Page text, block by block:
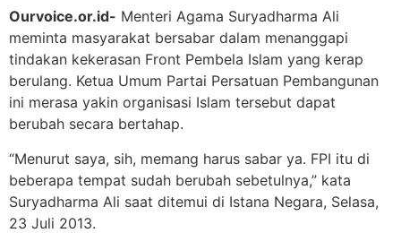
Ourvoice.or.id- Menteri Agama Suryadharma Ali
meminta masyarakat bersabar dalam menanggapi
tindakan kekerasan Front Pembela Islam yang kerap
berulang. Ketua Umum Partai Persatuan Pembangunan
ini merasa yakin organisasi Islam tersebut dapat
berubah secara bertahap.
“Menurut saya, sih, memang harus sabar ya. FPI itu di
beberapa tempat sudah berubah sebetulnya,” kata
Suryadharma Ali saat ditemui di Istana Negara, Selasa,
23 Juli 2013.